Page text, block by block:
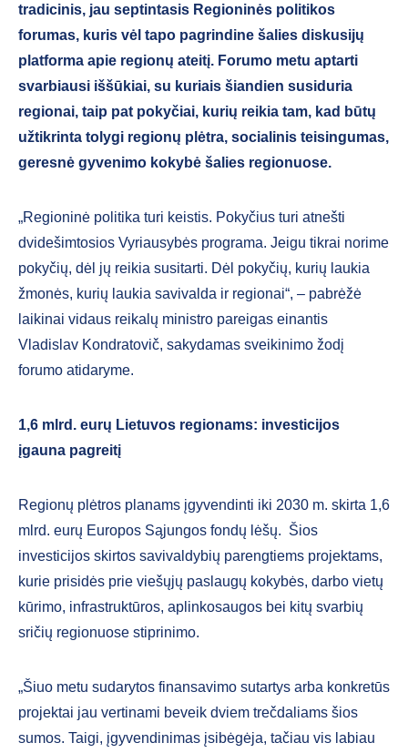
tradicinis, jau septintasis Regioninės politikos
forumas, kuris vėl tapo pagrindine šalies diskusijų
platforma apie regionų ateitį. Forumo metu aptarti
svarbiausi iššūkiai, su kuriais šiandien susiduria
regionai, taip pat pokyčiai, kurių reikia tam, kad būtų
užtikrinta tolygi regionų plėtra, socialinis teisingumas,
geresnė gyvenimo kokybė šalies regionuose.
„Regioninė politika turi keistis. Pokyčius turi atnešti
dvidešimtosios Vyriausybės programa. Jeigu tikrai norime
pokyčių, dėl jų reikia susitarti. Dėl pokyčių, kurių laukia
žmonės, kurių laukia savivalda ir regionai“, – pabrėžė
laikinai vidaus reikalų ministro pareigas einantis
Vladislav Kondratovič, sakydamas sveikinimo žodį
forumo atidaryme.
1,6 mlrd. eurų Lietuvos regionams: investicijos
įgauna pagreitį
Regionų plėtros planams įgyvendinti iki 2030 m. skirta 1,6
mlrd. eurų Europos Sąjungos fondų lėšų. Šios
investicijos skirtos savivaldybių parengtiems projektams,
kurie prisidės prie viešųjų paslaugų kokybės, darbo vietų
kūrimo, infrastruktūros, aplinkosaugos bei kitų svarbių
sričių regionuose stiprinimo.
„Šiuo metu sudarytos finansavimo sutartys arba konkretūs
projektai jau vertinami beveik dviem trečdaliams šios
sumos. Taigi, įgyvendinimas įsibėgėja, tačiau vis labiau